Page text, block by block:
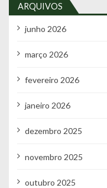
ARQUIVOS
junho 2026
março 2026
fevereiro 2026
janeiro 2026
dezembro 2025
novembro 2025
outubro 2025